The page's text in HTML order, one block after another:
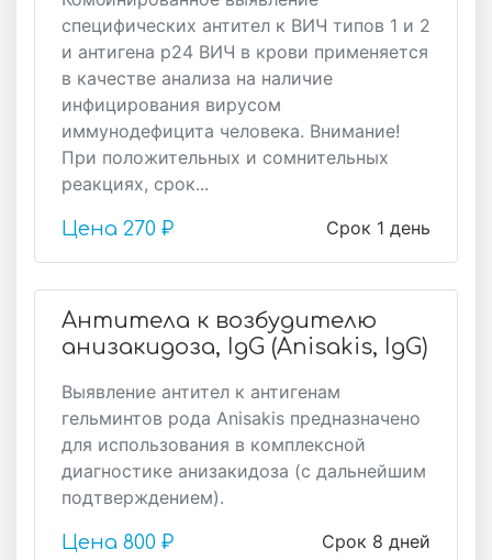
специфических антител к ВИЧ типов 1 и 2
и антигена р24 ВИЧ в крови применяется
в качестве анализа на наличие
инфицирования вирусом
иммунодефицита человека. Внимание!
При положительных и сомнительных
реакциях, срок...
Срок 1 день
Цена 270 ₽
Антитела к возбудителю
анизакидоза, IgG (Anisakis, IgG)
Выявление антител к антигенам
гельминтов рода Anisakis предназначено
для использования в комплексной
диагностике анизакидоза (с дальнейшим
подтверждением).
Срок 8 дней
Цена 800 ₽